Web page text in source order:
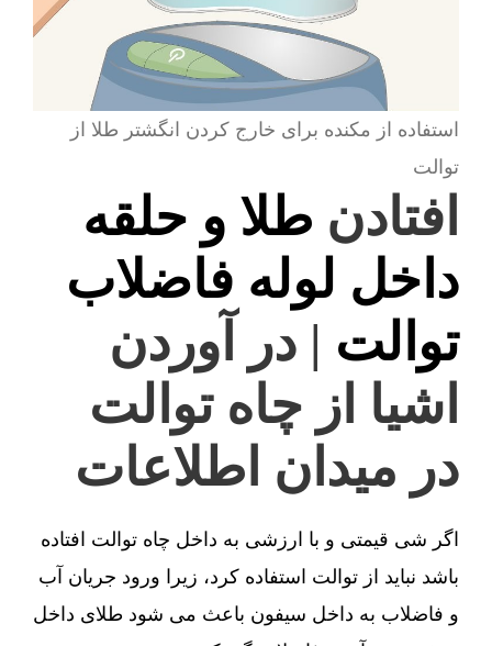
استفاده از مکنده برای خارج کردن انگشتر طلا از
توالت
افتادن طلا و حلقه
داخل لوله فاضلاب
توالت | در آوردن
اشیا از چاه توالت
در میدان اطلاعات
اگر شی قیمتی و با ارزشی به داخل چاه توالت افتاده
باشد نباید از توالت استفاده کرد، زیرا ورود جریان آب
و فاضلاب به داخل سیفون باعث می شود طلای داخل